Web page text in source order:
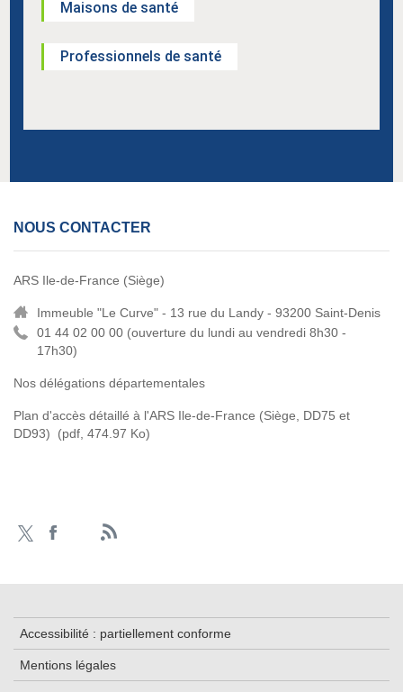
Maisons de santé
Professionnels de santé
NOUS CONTACTER
ARS Ile-de-France (Siège)
Immeuble "Le Curve" - 13 rue du Landy - 93200 Saint-Denis
01 44 02 00 00 (ouverture du lundi au vendredi 8h30 -
17h30)
Nos délégations départementales
Plan d'accès détaillé à l'ARS Ile-de-France (Siège, DD75 et
DD93)
(pdf, 474.97 Ko)
Accessibilité : partiellement conforme
Mentions légales